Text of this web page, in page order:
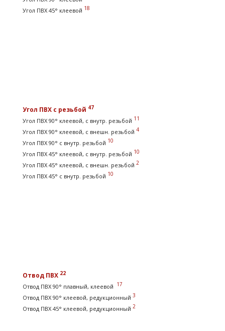
Угол ПВХ 45° клеевой 18
Угол ПВХ с резьбой 47
Угол ПВХ 90° клеевой, с внутр. резьбой 11
Угол ПВХ 90° клеевой, с внешн. резьбой 4
Угол ПВХ 90° с внутр. резьбой 10
Угол ПВХ 45° клеевой, с внутр. резьбой 10
Угол ПВХ 45° клеевой, с внешн. резьбой 2
Угол ПВХ 45° с внутр. резьбой 10
Отвод ПВХ 22
Отвод ПВХ 90° плавный, клеевой 17
Отвод ПВХ 90° клеевой, редукционный 3
Отвод ПВХ 45° клеевой, редукционный 2